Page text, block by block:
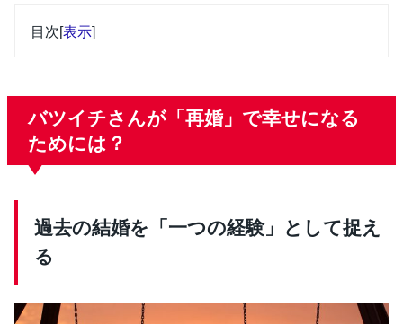
目次[表示]
バツイチさんが「再婚」で幸せになる
ためには？
過去の結婚を「一つの経験」として捉え
る